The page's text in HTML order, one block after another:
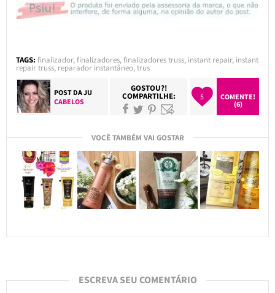
TAGS: finalizador,finalizadores,finalizadores truss, instant repair, instant
repair truss, reparador instantâneo,trus
POST DAJU
CABELOS
GOSTOU?!
COMPARTILHE: 5
COMENTE!
(6)
VOCÊ TAMBÉM VAI GOSTAR
ESCREVA SEU COMENTÁRIO